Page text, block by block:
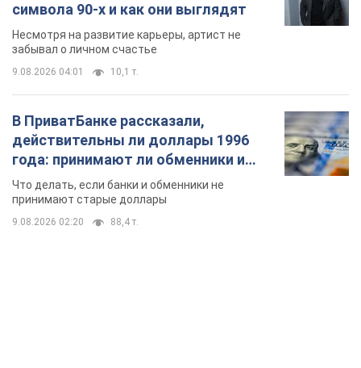
символа 90-х и как они выглядят
Несмотря на развитие карьеры, артист не
забывал о личном счастье
9.08.2026 04:01 10,1 т.
В ПриватБанке рассказали,
действительны ли доллары 1996
года: принимают ли обменники и
банки такие купюры
Что делать, если банки и обменники не
принимают старые доллары
9.08.2026 02:20 88,4 т.